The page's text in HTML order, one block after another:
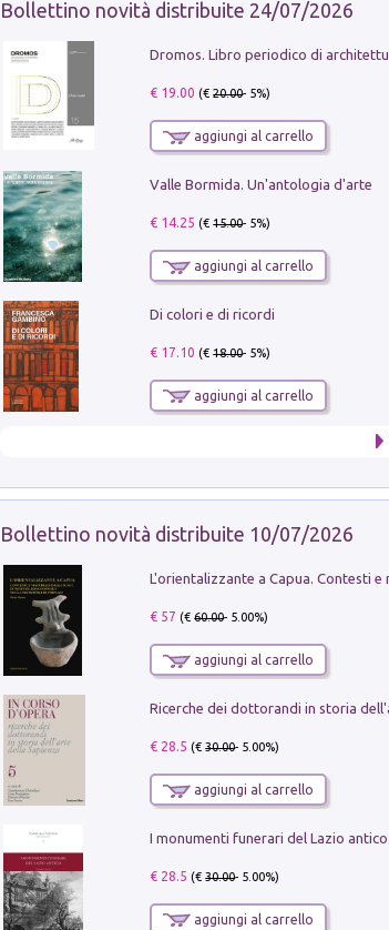
Bollettino novità distribuite 24/07/2026
€ 19.00 (€20.00- 5%)
aggiungi al carrello
Valle Bormida. Un'antologia d'arte
€ 14.25 (€15.00- 5%)
aggiungi al carrello
Di colori e di ricordi
€ 17.10 (€18.00- 5%)
aggiungi al carrello
Bollettino novità distribuite 10/07/2026
€ 57 (€60.00- 5.00%)
aggiungi al carrello
€ 28.5 (€30.00- 5.00%)
aggiungi al carrello
€ 28.5 (€30.00- 5.00%)
aggiungi al carrello